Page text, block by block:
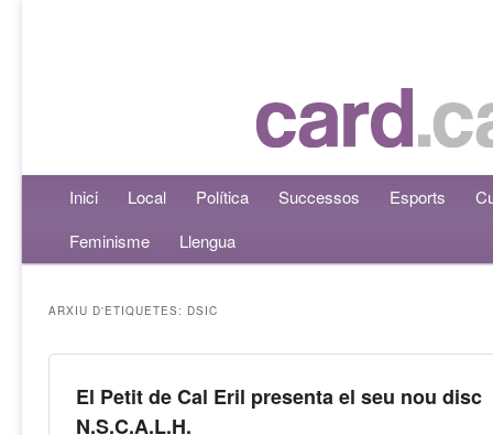
Menú principalAneu al contingut principal
Aneu al contingut secundari
Inici Local Política Successos Esports
Feminisme
Llengua
ARXIU D'ETIQUETES: DSIC
El Petit de Cal Eril presenta el seu nou disc
N.S.C.A.L.H.